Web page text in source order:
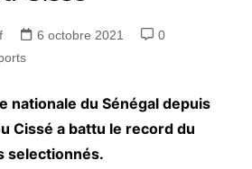
6 octobre 2021
0
nationale du Sénégal depuis
Cissé a battu le record du
selectionnés.